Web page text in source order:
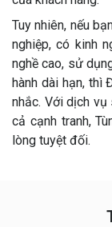
Tuy nhiên, nếu
nghiệp, có kinh
nghề cao, sử
hành dài hạn, thì
nhắc. Với dịch vụ
cả cạnh tranh,
lòng tuyệt đối.